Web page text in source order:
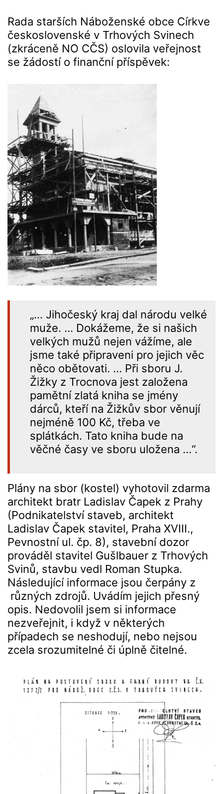
Rada starších Náboženské obce Církve
československé v Trhových Svinech
(zkráceně NO CČS) oslovila veřejnost
se žádostí o finanční příspěvek:
„… Jihočeský kraj dal národu velké
muže. … Dokážeme, že si našich
velkých mužů nejen vážíme, ale
jsme také připraveni pro jejich věc
něco obětovati. … Při sboru J.
Žižky z Trocnova jest založena
pamětní zlatá kniha se jmény
dárců, kteří na Žižkův sbor věnují
nejméně 100 Kč, třeba ve
splátkách. Tato kniha bude na
věčné časy ve sboru uložena …“.
Plány na sbor (kostel) vyhotovil zdarma
architekt bratr Ladislav Čapek z Prahy
(Podnikatelství staveb, architekt
Ladislav Čapek stavitel, Praha XVIII.,
Pevnostní ul. čp. 8), stavební dozor
prováděl stavitel Gušlbauer z Trhových
Svinů, stavbu vedl Roman Stupka.
Následující informace jsou čerpány z
různých zdrojů. Uvádím jejich přesný
opis. Nedovolil jsem si informace
nezveřejnit, i když v některých
případech se neshodují, nebo nejsou
zcela srozumitelné či úplně čitelné.